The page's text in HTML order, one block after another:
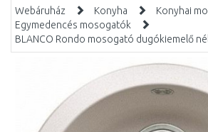
Webáruház Konyha
Konyhai
Egymedencés mosogatók
BLANCO Rondo mosogató dugókiemelő